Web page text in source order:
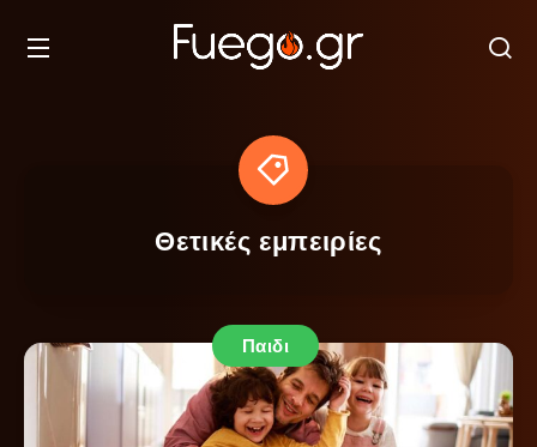
Θετικές εμπειρίες
Παιδι